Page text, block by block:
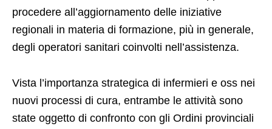
procedere all’aggiornamento delle iniziative
regionali in materia di formazione, più in generale,
degli operatori sanitari coinvolti nell’assistenza.
Vista l’importanza strategica di infermieri e oss nei
nuovi processi di cura, entrambe le attività sono
state oggetto di confronto con gli Ordini provinciali